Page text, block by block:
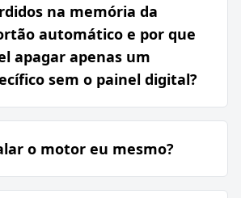
na memória da
automático e por que
apagar apenas um
sem o painel digital?
o motor eu mesmo?